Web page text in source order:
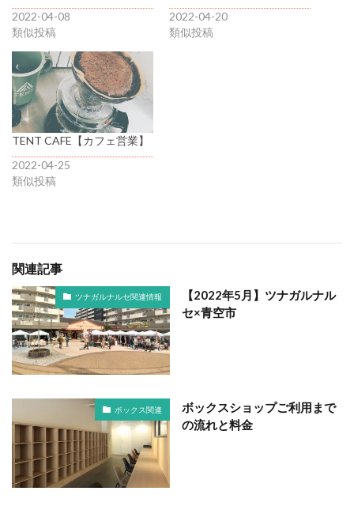
2022-04-08
類似投稿
2022-04-20
類似投稿
TENT CAFE【カフェ営業】
2022-04-25
類似投稿
関連記事
ツナガルナルセ関連情報
【2022年5月】ツナガルナル
セ×青空市
ボックス関連
ボックスショップご利用まで
の流れと料金